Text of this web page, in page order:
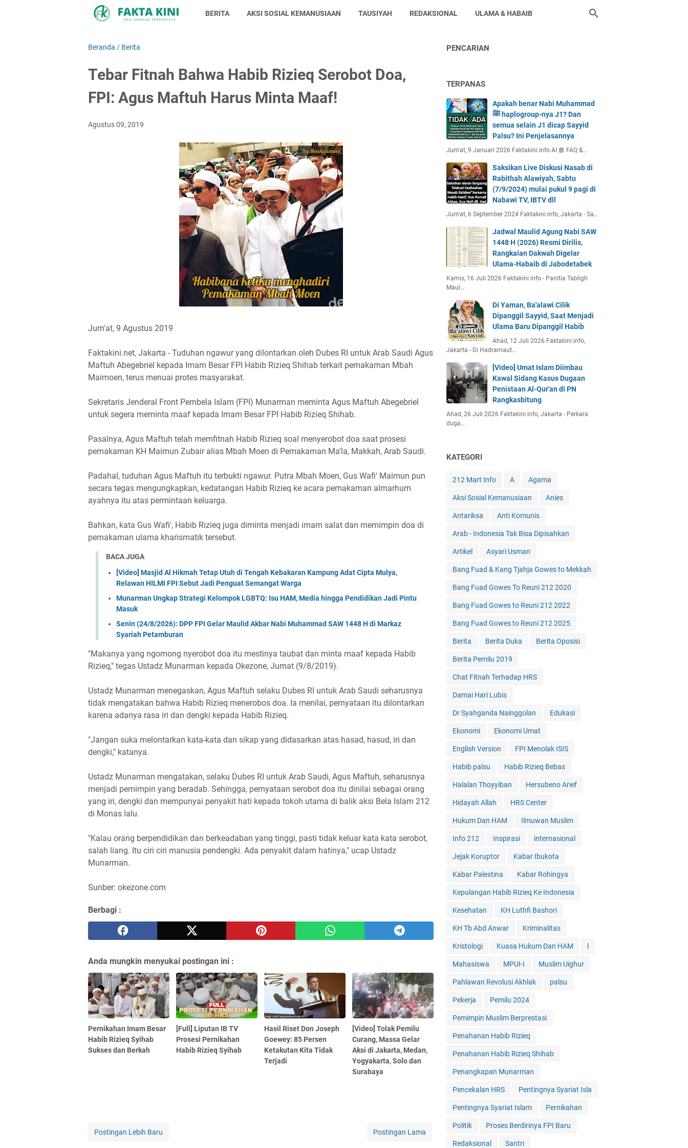
BERITA AKSI SOSIAL KEMANUSIAAN TAUSIYAH REDAKSIONAL ULAMA & HABAIB
Beranda / Berita
Tebar Fitnah Bahwa Habib Rizieq Serobot Doa,
FPI: Agus Maftuh Harus Minta Maaf!
Agustus 09, 2019
Jum'at, 9 Agustus 2019
Faktakini.net, Jakarta - Tuduhan ngawur yang dilontarkan oleh Dubes RI untuk Arab Saudi Agus
Maftuh Abegebriel kepada Imam Besar FPI Habib Rizieq Shihab terkait pemakaman Mbah
Maimoen, terus menuai protes masyarakat.
Sekretaris Jenderal Front Pembela Islam (FPI) Munarman meminta Agus Maftuh Abegebriel
untuk segera meminta maaf kepada Imam Besar FPI Habib Rizieq Shihab.
Pasalnya, Agus Maftuh telah memfitnah Habib Rizieq soal menyerobot doa saat prosesi
pemakaman KH Maimun Zubair alias Mbah Moen di Pemakaman Ma'la, Makkah, Arab Saudi.
Padahal, tuduhan Agus Maftuh itu terbukti ngawur. Putra Mbah Moen, Gus Wafi' Maimun pun
secara tegas mengungkapkan, kedatangan Habib Rizieq ke acara pemakaman almarhum
ayahnya itu atas permintaan keluarga.
Bahkan, kata Gus Wafi', Habib Rizieq juga diminta menjadi imam salat dan memimpin doa di
pemakaman ulama kharismatik tersebut.
BACA JUGA
[Video] Masjid Al Hikmah Tetap Utuh di Tengah Kebakaran Kampung Adat Cipta Mulya,
Relawan HILMI FPI Sebut Jadi Penguat Semangat Warga
Munarman Ungkap Strategi Kelompok LGBTQ: Isu HAM, Media hingga Pendidikan Jadi Pintu
Masuk
Senin (24/8/2026): DPP FPI Gelar Maulid Akbar Nabi Muhammad SAW 1448 H di Markaz
Syariah Petamburan
"Makanya yang ngomong nyerobot doa itu mestinya taubat dan minta maaf kepada Habib
Rizieq," tegas Ustadz Munarman kepada Okezone, Jumat (9/8/2019).
Ustadz Munarman menegaskan, Agus Maftuh selaku Dubes RI untuk Arab Saudi seharusnya
tidak mengatakan bahwa Habib Rizieq menerobos doa. Ia menilai, pernyataan itu dilontarkan
karena adanya rasa iri dan dengki kepada Habib Rizieq.
"Jangan suka melontarkan kata-kata dan sikap yang didasarkan atas hasad, hasud, iri dan
dengki," katanya.
Ustadz Munarman mengatakan, selaku Dubes RI untuk Arab Saudi, Agus Maftuh, seharusnya
menjadi pemimpin yang beradab. Sehingga, pernyataan serobot doa itu dinilai sebagai orang
yang iri, dengki dan mempunyai penyakit hati kepada tokoh utama di balik aksi Bela Islam 212
di Monas lalu.
"Kalau orang berpendidikan dan berkeadaban yang tinggi, pasti tidak keluar kata kata serobot,
salah liang. Itu ciri ciri manusia pendengki. Ada penyakit dalam hatinya," ucap Ustadz
Munarman.
Sunber: okezone.com
Berbagi :
Anda mungkin menyukai postingan ini :
Pernikahan Imam Besar
Habib Rizieq Syihab
Sukses dan Berkah
[Full] Liputan IB TV
Prosesi Pernikahan
Habib Rizieq Syihab
Hasil Riset Don Joseph
Goewey: 85 Persen
Ketakutan Kita Tidak
Terjadi
[Video] Tolak Pemilu
Curang, Massa Gelar
Aksi di Jakarta, Medan,
Yogyakarta, Solo dan
Surabaya
Postingan Lebih Baru Postingan Lama
PENCARIAN
TERPANAS
Apakah benar Nabi Muhammad
ﷺ haplogroup-nya J1? Dan
semua selain J1 dicap Sayyid
Palsu? Ini Penjelasannya
Jum'at, 9 Januari 2026 Faktakini.info AI 📘 FAQ &…
Saksikan Live Diskusi Nasab di
Rabithah Alawiyah, Sabtu
(7/9/2024) mulai pukul 9 pagi di
Nabawi TV, IBTV dll
Jum'at, 6 September 2024 Faktakini.info, Jakarta - Sa…
Jadwal Maulid Agung Nabi SAW
1448 H (2026) Resmi Dirilis,
Rangkaian Dakwah Digelar
Ulama-Habaib di Jabodetabek
Kamis, 16 Juli 2026 Faktakini.info - Panitia Tabligh
Maul…
Di Yaman, Ba'alawi Cilik
Dipanggil Sayyid, Saat Menjadi
Ulama Baru Dipanggil Habib
Ahad, 12 Juli 2026 Faktakini.info,
Jakarta - Di Hadramaut…
[Video] Umat Islam Diimbau
Kawal Sidang Kasus Dugaan
Penistaan Al-Qur'an di PN
Rangkasbitung
Ahad, 26 Juli 2026 Faktakini.info, Jakarta - Perkara
duga…
KATEGORI
212 Mart Info A Agama
Aksi Sosial Kemanusiaan Anies
Antariksa Anti Komunis
Arab - Indonesia Tak Bisa Dipisahkan
Artikel Asyari Usman
Bang Fuad & Kang Tjahja Gowes to Mekkah
Bang Fuad Gowes To Reuni 212 2020
Bang Fuad Gowes to Reuni 212 2022
Bang Fuad Gowes to Reuni 212 2025
Berita Berita Duka Berita Oposisi
Berita Pemilu 2019
Chat Fitnah Terhadap HRS
Damai Hari Lubis
Dr Syahganda Nainggolan Edukasi
Ekonomi Ekonomi Umat
English Version FPI Menolak ISIS
Habib palsu Habib Rizieq Bebas
Halalan Thoyyiban Hersubeno Arief
Hidayah Allah HRS Center
Hukum Dan HAM Ilmuwan Muslim
Info 212 Inspirasi internasional
Jejak Koruptor Kabar Ibukota
Kabar Palestina Kabar Rohingya
Kepulangan Habib Rizieq Ke Indonesia
Kesehatan KH Luthfi Bashori
KH Tb Abd Anwar Kriminalitas
Kristologi Kuasa Hukum Dan HAM
Mahasiswa MPUI-I Muslim Uighur
Pahlawan Revolusi Akhlak palsu
Pekerja Pemilu 2024
Pemimpin Muslim Berprestasi
Penahanan Habib Rizieq
Penahanan Habib Rizieq Shihab
Penangkapan Munarman
Pencekalan HRS Pentingnya Syariat Isla
Pentingnya Syariat Islam Pernikahan
Politik Proses Berdirinya FPI Baru
Redaksional Santri